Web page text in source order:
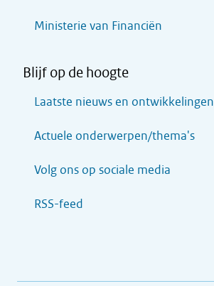
Ministerie van Financiën
Blijf op de hoogte
Laatste nieuws en ontwikkelingen
Actuele onderwerpen/thema's
Volg ons op sociale media
RSS-feed